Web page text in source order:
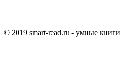
© 2019 smart-read.ru - умные книги